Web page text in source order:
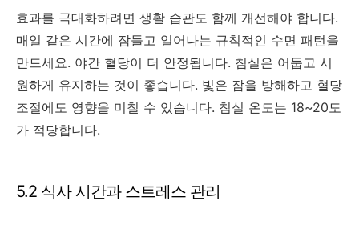
효과를 극대화하려면 생활 습관도 함께 개선해야 합니다.
매일 같은 시간에 잠들고 일어나는 규칙적인 수면 패턴을
만드세요. 야간 혈당이 더 안정됩니다. 침실은 어둡고 시
원하게 유지하는 것이 좋습니다. 빛은 잠을 방해하고 혈당
조절에도 영향을 미칠 수 있습니다. 침실 온도는 18~20도
가 적당합니다.
5.2 식사 시간과 스트레스 관리